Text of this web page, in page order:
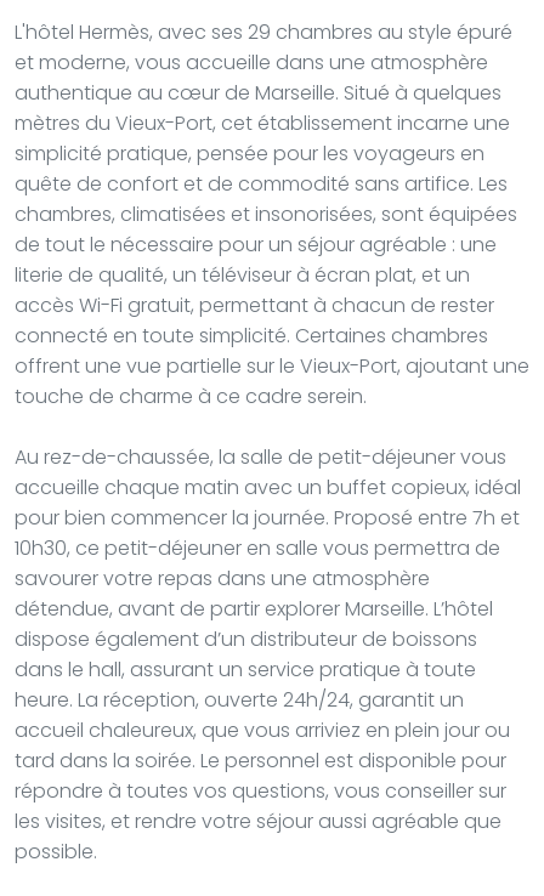
L'hôtel Hermès, avec ses 29 chambres au style épuré
et moderne, vous accueille dans une atmosphère
authentique au cœur de Marseille. Situé à quelques
mètres du Vieux-Port, cet établissement incarne une
simplicité pratique, pensée pour les voyageurs en
quête de confort et de commodité sans artifice. Les
chambres, climatisées et insonorisées, sont équipées
de tout le nécessaire pour un séjour agréable : une
literie de qualité, un téléviseur à écran plat, et un
accès Wi-Fi gratuit, permettant à chacun de rester
connecté en toute simplicité. Certaines chambres
offrent une vue partielle sur le Vieux-Port, ajoutant une
touche de charme à ce cadre serein.
Au rez-de-chaussée, la salle de petit-déjeuner vous
accueille chaque matin avec un buffet copieux, idéal
pour bien commencer la journée. Proposé entre 7h et
10h30, ce petit-déjeuner en salle vous permettra de
savourer votre repas dans une atmosphère
détendue, avant de partir explorer Marseille. L’hôtel
dispose également d’un distributeur de boissons
dans le hall, assurant un service pratique à toute
heure. La réception, ouverte 24h/24, garantit un
accueil chaleureux, que vous arriviez en plein jour ou
tard dans la soirée. Le personnel est disponible pour
répondre à toutes vos questions, vous conseiller sur
les visites, et rendre votre séjour aussi agréable que
possible.